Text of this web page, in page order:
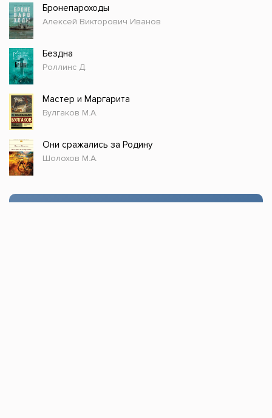
Бронепароходы
Алексей Викторович Иванов
Бездна
Роллинс Д.
Мастер и Маргарита
Булгаков М.А.
Они сражались за Родину
Шолохов М.А.